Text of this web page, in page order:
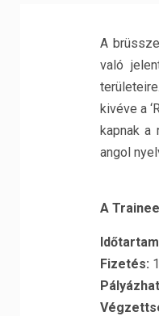
A
való
kivéve a
kapnak a
angol
A
Időtartam
Fizetés: